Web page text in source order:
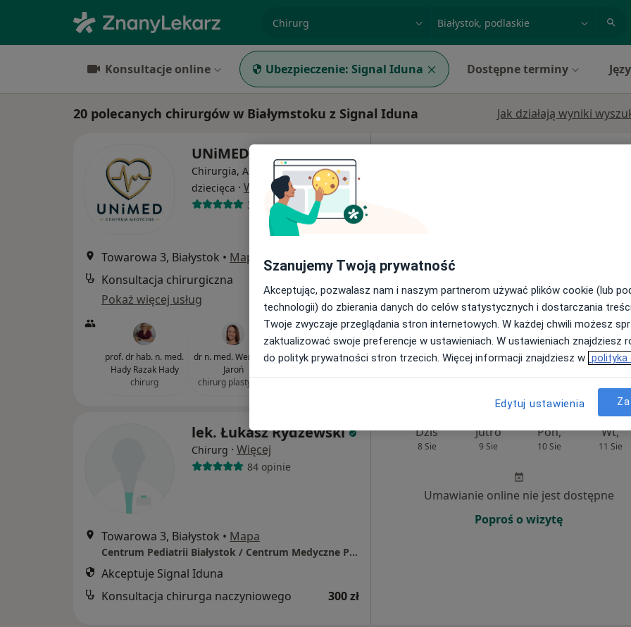
Konsultacje online Ubezpieczenie: Signal Iduna Dostępne terminy
20 polecanych chirurgów w Białymstoku z Signal Iduna Jak działają wyniki
UNiMED
Chirurgia, Alergologia, Alergologia
dziecięca · Więcej
3375 opinii
Towarowa 3, Białystok • Mapa
Konsultacja chirurgiczna
Pokaż więcej usług
prof. dr hab. n. med.
Hady Razak Hady
chirurg
dr n. med. Weronika
Jaroń
chirurg plastyczny
dr n. med. Inna
lek. Łukasz Rydzewski
Chirurg · Więcej
84 opinie
Towarowa 3, Białystok • Mapa
Centrum Pediatrii Białystok / Centrum Medyczne Pułaskiego
Akceptuje Signal Iduna
Konsultacja chirurga naczyniowego
300 zł
Dziś
8 Sie
Jutro
9 Sie
Pon,
10 Sie
Wt,
11 Sie
Umawianie online nie jest dostępne
Poproś o wizytę
Szanujemy Twoją prywatność
Akceptując, pozwalasz nam i naszym partnerom używać plików cookie (lub
technologii) do zbierania danych do celów statystycznych i dostarczania
Twoje zwyczaje przeglądania stron internetowych. W każdej chwili możesz
zaktualizować swoje preferencje w ustawieniach. W ustawieniach znajdziesz
do polityk prywatności stron trzecich. Więcej informacji znajdziesz w polityka
Edytuj ustawienia